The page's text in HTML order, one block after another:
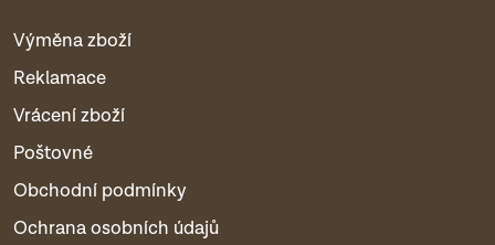
Výměna zboží
Reklamace
Vrácení zboží
Poštovné
Obchodní podmínky
Ochrana osobních údajů